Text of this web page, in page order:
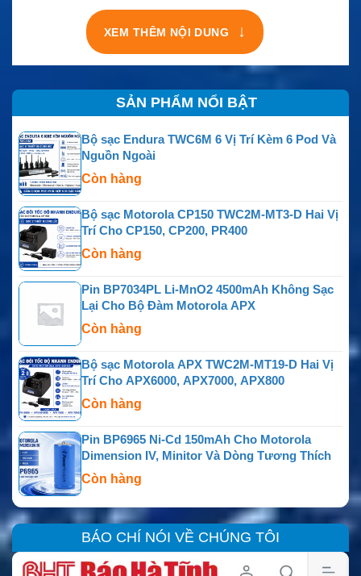
XEM THÊM NỘI DUNG ↓
SẢN PHẨM NỔI BẬT
Bộ sạc Endura TWC6M 6 Vị Trí Kèm 6 Pod Và
Nguồn Ngoài
Còn hàng
Bộ sạc Motorola CP150 TWC2M-MT3-D Hai Vị
Trí Cho CP150, CP200, PR400
Còn hàng
Pin BP7034PL Li-MnO2 4500mAh Không Sạc
Lại Cho Bộ Đàm Motorola APX
Còn hàng
Bộ sạc Motorola APX TWC2M-MT19-D Hai Vị
Trí Cho APX6000, APX7000, APX800
Còn hàng
Pin BP6965 Ni-Cd 150mAh Cho Motorola
Dimension IV, Minitor Và Dòng Tương Thích
Còn hàng
BÁO CHÍ NÓI VỀ CHÚNG TÔI